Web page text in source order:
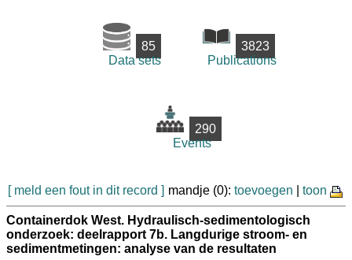
85
Data sets
3823
Publications
290
Events
[ meld een fout in dit record ] mandje (0): toevoegen toon
Containerdok West. Hydraulisch-sedimentologisch
onderzoek: deelrapport 7b. Langdurige stroom- en
sedimentmetingen: analyse van de resultaten